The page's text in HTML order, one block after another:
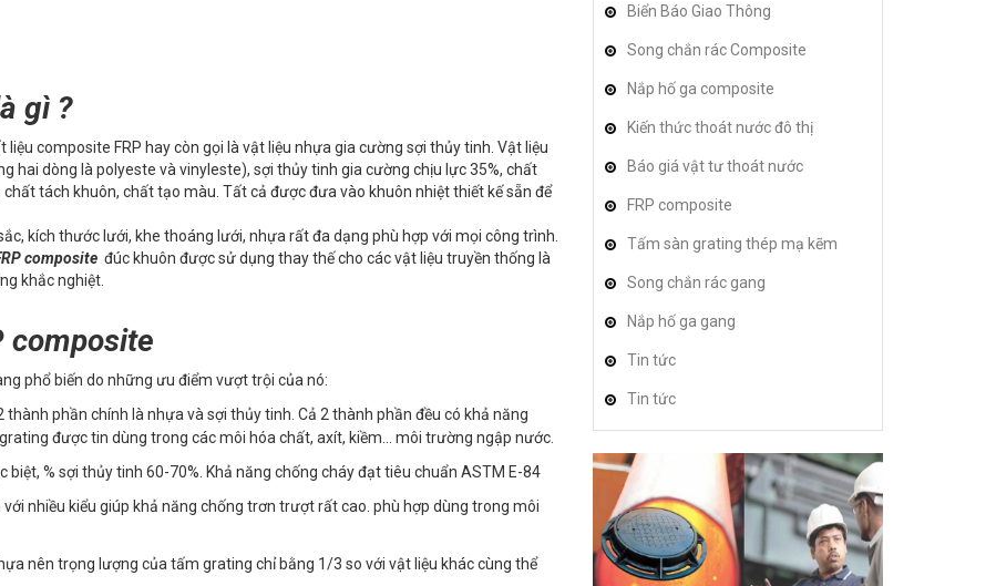
gì ?
liệu composite FRP hay còn gọi là vật liệu nhựa gia cường sợi thủy tinh. Vật liệu
hai dòng là polyeste và vinyleste), sợi thủy tinh gia cường chịu lực 35%, chất
tách khuôn, chất tạo màu. Tất cả được đưa vào khuôn nhiệt thiết kế sẵn để
kích thước lưới, khe thoáng lưới, nhựa rất đa dạng phù hợp với mọi công trình.
composite đúc khuôn được sử dụng thay thế cho các vật liệu truyền thống là
khắc nghiệt.
composite
phổ biến do những ưu điểm vượt trội của nó:
thành phần chính là nhựa và sợi thủy tinh. Cả 2 thành phần đều có khả năng
được tin dùng trong các môi hóa chất, axít, kiềm… môi trường ngập nước.
% sợi thủy tinh 60-70%. Khả năng chống cháy đạt tiêu chuẩn ASTM E-84
nhiều kiểu giúp khả năng chống trơn trượt rất cao. phù hợp dùng trong môi
nên trọng lượng của tấm grating chỉ bằng 1/3 so với vật liệu khác cùng thể
Biển Báo Giao Thông
Song chắn rác Composite
Nắp hố ga composite
Kiến thức thoát nước đô thị
Báo giá vật tư thoát nước
FRP composite
Tấm sàn grating thép mạ kẽm
Song chắn rác gang
Nắp hố ga gang
Tin tức
Tin tức